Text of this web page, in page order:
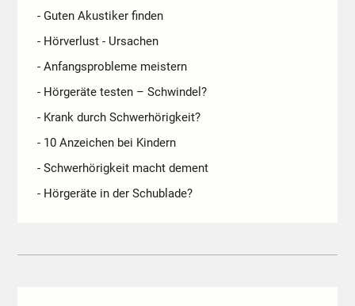
- Guten Akustiker finden
- Hörverlust - Ursachen
- Anfangsprobleme meistern
- Hörgeräte testen – Schwindel?
- Krank durch Schwerhörigkeit?
- 10 Anzeichen bei Kindern
- Schwerhörigkeit macht dement
- Hörgeräte in der Schublade?